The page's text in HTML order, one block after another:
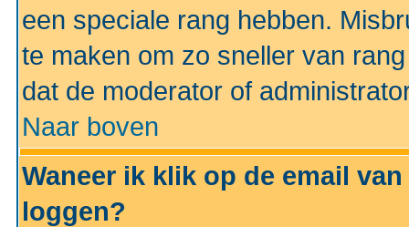
een speciale rang hebben.
te maken om zo sneller van
dat de moderator of
Naar boven
Waneer ik klik op de email
loggen?